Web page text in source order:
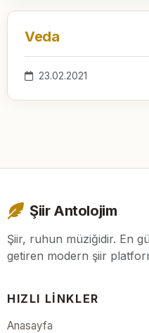
Veda
23.02.2021
Şiir Antolojim
Şiir, ruhun müziğidir. En
getiren modern şiir
HIZLI LINKLER
Anasayfa